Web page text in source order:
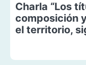
Charla “Los
composición
el territorio,